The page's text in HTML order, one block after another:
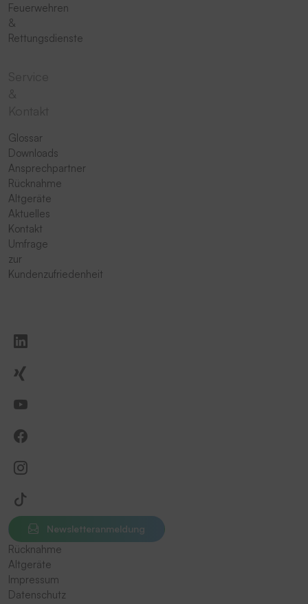
Feuerwehren
&
Rettungsdienste
Glossar
Downloads
Ansprechpartner
Rücknahme
Altgeräte
Aktuelles
Kontakt
Umfrage
zur
Kundenzufriedenheit
Newsletteranmeldung
Rücknahme
Altgeräte
Impressum
Datenschutz